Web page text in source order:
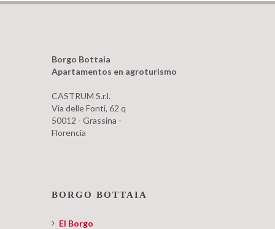
Borgo Bottaia
Apartamentos en agroturismo
CASTRUM S.r.l.
Via delle Fonti, 62 q
50012 - Grassina -
Florencia
BORGO BOTTAIA
El Borgo